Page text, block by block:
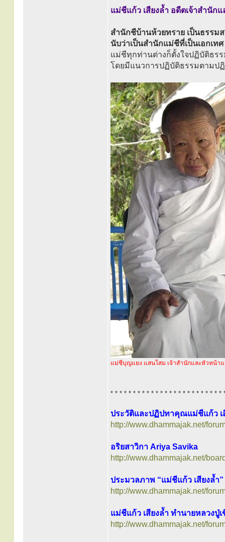
แม่ชีแก้ว เสียงล้ำ อดีตเจ้าสำนัก
สำนักชีบ้านห้วยทราย เป็นธรร
นับว่าเป็นสำนักแม่ชีที่เป็นเอกเท
แม่ชีทุกท่านต่างก็ตั้งใจปฏิบัติธร
โดยมีแนวการปฏิบัติธรรมตามป
แม่ชีบุญแยง แสนโสม เจ้าสำนักและหัวหน้า
* * * * * * * * * * * * * * * * * * * * * * * * *
ประวัติและปฏิปทาคุณแม่ชีแก้ว เ
http://www.dhammajak.net/
อริยสาวิกา Ariya Savika
http://www.dhammajak.net/
ประมวลภาพ “แม่ชีแก้ว เสียงล้ำ
http://www.dhammajak.net/
แม่ชีแก้ว เสียงล้ำ ทำนายหลวงปู่
http://www.dhammajak.net/